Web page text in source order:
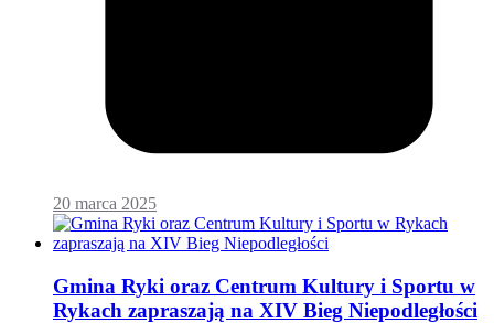
20 marca 2025
Gmina Ryki oraz Centrum Kultury i Sportu w
Rykach zapraszają na XIV Bieg Niepodległości